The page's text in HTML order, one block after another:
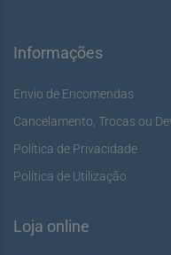
Informações
Envio de Encomendas
Cancelamento, Trocas ou
Política de Privacidade
Política de Utilização
Loja online